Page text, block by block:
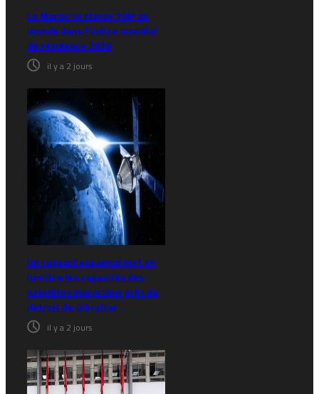
Le Maroc se classe 106ᵉ au
monde dans l’indice mondial
de résidence 2026
il y a 2 jours
Un rapport espagnol met en
lumière les capacités des
satellites marocains près du
détroit de Gibraltar
il y a 2 jours